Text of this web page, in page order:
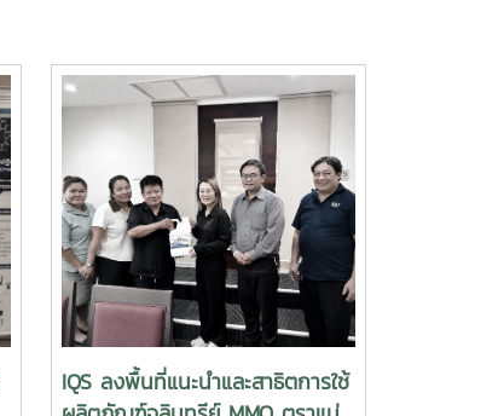
IQS ลงพื้นที่แนะนำและสาธิตการใช้